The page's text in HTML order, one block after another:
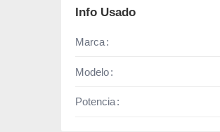
Info Usado
Marca
Modelo
Potencia